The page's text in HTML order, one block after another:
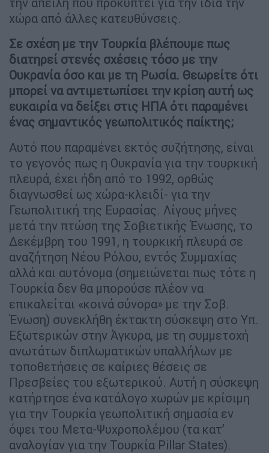
χώρα από άλλες κατευθύνσεις.
Σε σχέση με την Τουρκία βλέπουμε πως
διατηρεί στενές σχέσεις τόσο με την
Ουκρανία όσο και με τη Ρωσία. Θεωρείτε ότι
μπορεί να αντιμετωπίσει την κρίση αυτή ως
ευκαιρία να δείξει στις ΗΠΑ ότι παραμένει
ένας σημαντικός γεωπολιτικός παίκτης;
Αυτό που παραμένει εκτός συζήτησης, είναι
το γεγονός πως η Ουκρανία για την τουρκική
πλευρά, έχει ήδη από το 1992, ορθώς
διαγνωσθεί ως χώρα-κλειδί- για την
Γεωπολιτική της Ευρασίας. Λίγους μήνες
μετά την πτώση της Σοβιετικής Ένωσης, το
Δεκέμβρη του 1991, η τουρκική πλευρά σε
αναζήτηση Νέου Ρόλου, εντός Συμμαχίας
αλλά και αυτόνομα (σημειώνεται πως τότε η
Τουρκία δεν θα μπορούσε πλέον να
επικαλείται «κοινά σύνορα» με την Σοβ.
Ένωση) συνεκλήθη έκτακτη σύσκεψη στο Υπ.
Εξωτερικών στην Άγκυρα, με τη συμμετοχή
ανωτάτων διπλωματικών υπαλλήλων με
τοποθετήσεις σε καίριες θέσεις σε
Πρεσβείες του εξωτερικού. Αυτή η σύσκεψη
κατήρτησε ένα κατάλογο χωρών με κρίσιμη
για την Τουρκία γεωπολιτική σημασία εν
όψει του Μετα-Ψυχροπολέμου (τα κατ’
αναλογίαν για την Τουρκία Pillar States).